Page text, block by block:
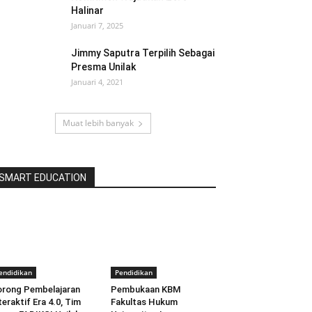
Halinar
Januari 7, 2025
Jimmy Saputra Terpilih Sebagai
Presma Unilak
Januari 4, 2021
Muat lebih banyak
EDUCATION
Pembelajaran
Era 4.0, Tim
Pendidikan
Pembukaan KBM
Fakultas Hukum